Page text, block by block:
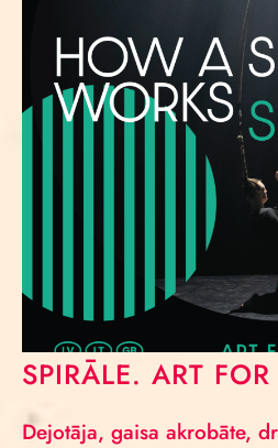
SPIRĀLE. ART
Dejotāja, gaisa akrobāte,